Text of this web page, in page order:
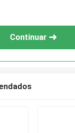
Continuar